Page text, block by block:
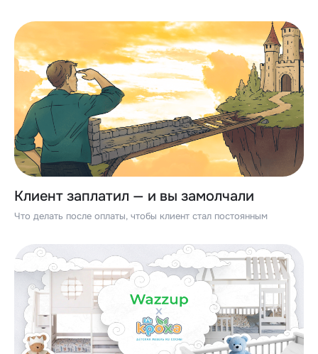
Клиент заплатил — и вы замолчали
Что делать после оплаты, чтобы клиент стал постоянным